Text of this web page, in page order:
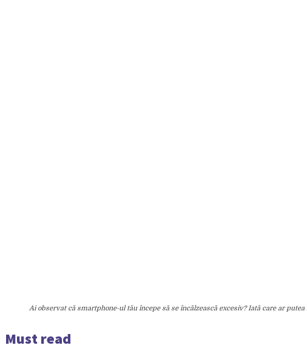
Ai observat că smartphone-ul tău începe să se încălzească excesiv? Iată care ar putea
Must read